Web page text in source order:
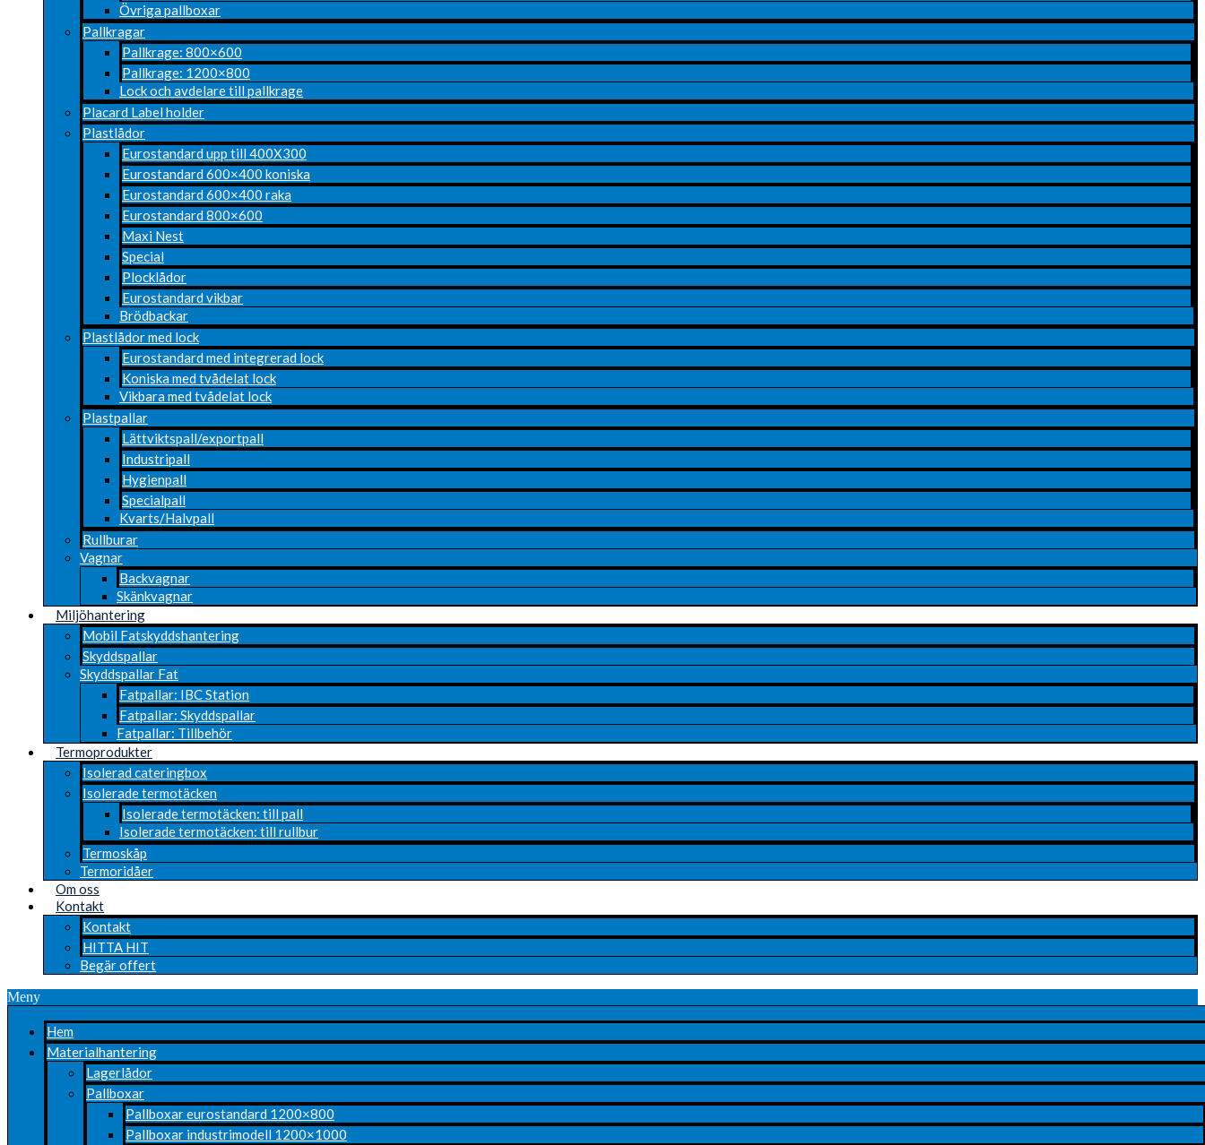
Övriga pallboxar
Pallkragar
Pallkrage: 800×600
Pallkrage: 1200×800
Lock och avdelare till pallkrage
Placard Label holder
Plastlådor
Eurostandard upp till 400X300
Eurostandard 600×400 koniska
Eurostandard 600×400 raka
Eurostandard 800×600
Maxi Nest
Special
Plocklådor
Eurostandard vikbar
Brödbackar
Plastlådor med lock
Eurostandard med integrerad lock
Koniska med tvådelat lock
Vikbara med tvådelat lock
Plastpallar
Lättviktspall/exportpall
Industripall
Hygienpall
Specialpall
Kvarts/Halvpall
Rullburar
Vagnar
Backvagnar
Skänkvagnar
Miljöhantering
Mobil Fatskyddshantering
Skyddspallar
Skyddspallar Fat
Fatpallar: IBC Station
Fatpallar: Skyddspallar
Fatpallar: Tillbehör
Termoprodukter
Isolerad cateringbox
Isolerade termotäcken
Isolerade termotäcken: till pall
Isolerade termotäcken: till rullbur
Termoskåp
Termoridåer
Om oss
Kontakt
Kontakt
HITTA HIT
Begär offert
Meny
Hem
Materialhantering
Lagerlådor
Pallboxar
Pallboxar eurostandard 1200×800
Pallboxar industrimodell 1200×1000